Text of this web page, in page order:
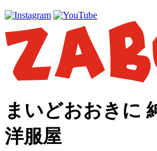
まいどおおきに
洋服屋